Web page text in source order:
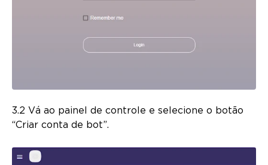
3.2 Vá ao painel de controle e selecione o botão
“Criar conta de bot”.